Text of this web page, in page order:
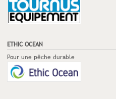
ETHIC OCEAN
Pour une pêche durable